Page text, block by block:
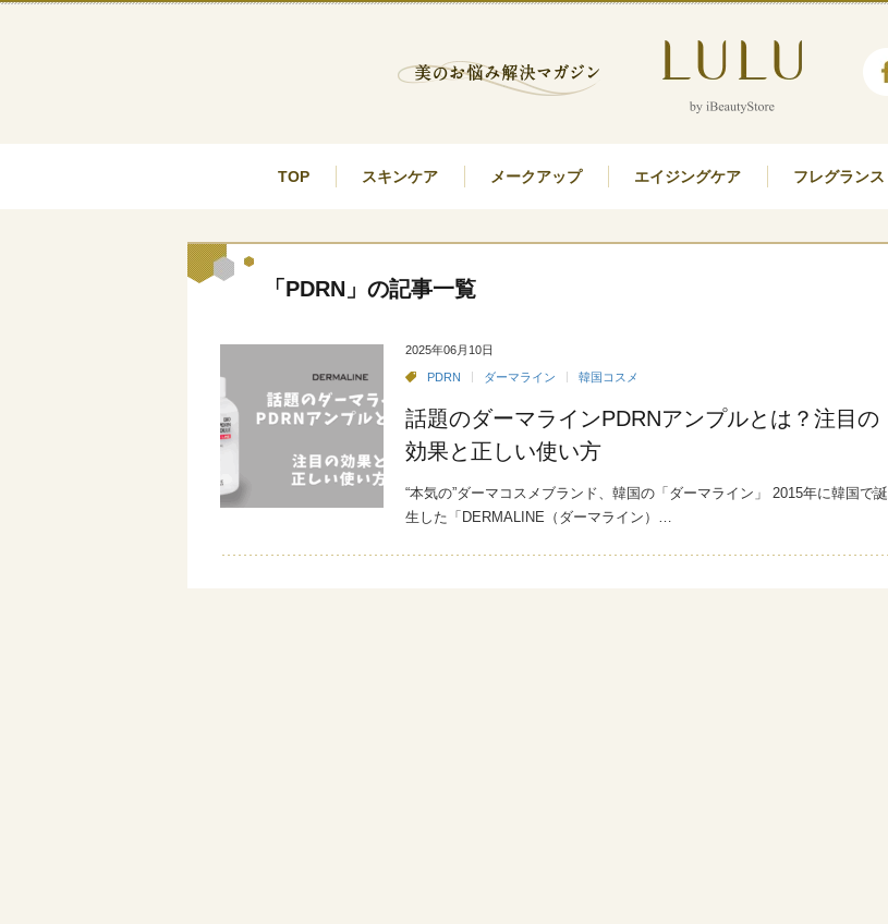
TOP スキンケア メークアップ エイジングケア フレグランス
「PDRN」の記事一覧
2025年06月10日
PDRN ダーマライン 韓国コスメ
話題のダーマラインPDRNアンプルとは？注目の
効果と正しい使い方
“本気の”ダーマコスメブランド、韓国の「ダーマライン」 2015年に韓国で誕
生した「DERMALINE（ダーマライン）…